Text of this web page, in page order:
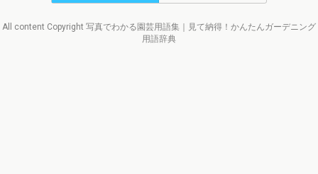
All content Copyright 写真でわかる園芸用語集｜見て納得！かんたんガーデニング
用語辞典